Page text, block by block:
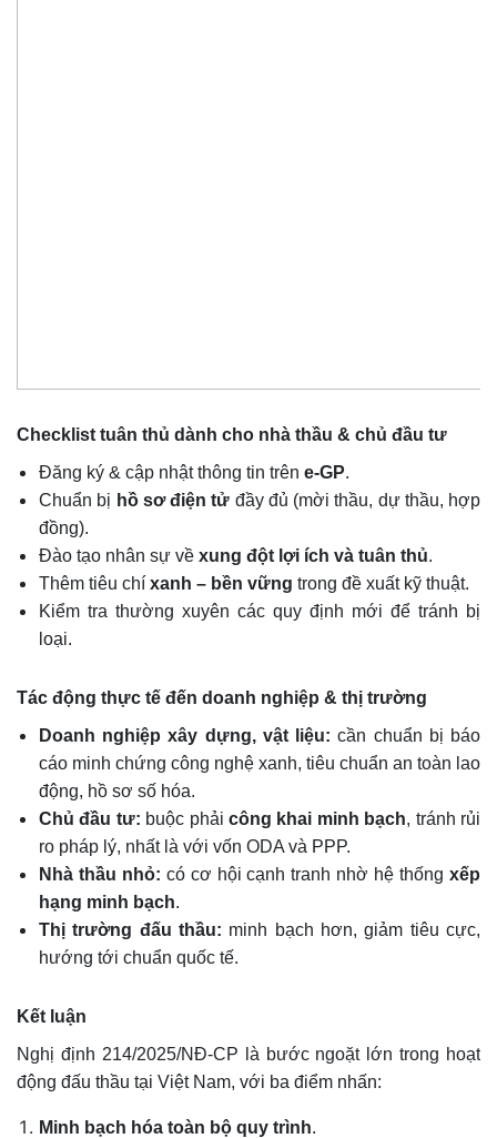
Checklist tuân thủ dành cho nhà thầu & chủ đầu tư
Đăng ký & cập nhật thông tin trên e-GP.
Chuẩn bị hồ sơ điện tử đầy đủ (mời thầu, dự thầu, hợp
đồng).
Đào tạo nhân sự về xung đột lợi ích và tuân thủ.
Thêm tiêu chí xanh – bền vững trong đề xuất kỹ thuật.
Kiểm tra thường xuyên các quy định mới để tránh bị
loại.
Tác động thực tế đến doanh nghiệp & thị trường
Doanh nghiệp xây dựng, vật liệu: cần chuẩn bị báo
cáo minh chứng công nghệ xanh, tiêu chuẩn an toàn lao
động, hồ sơ số hóa.
Chủ đầu tư: buộc phảicông khai minh bạch, tránh rủi
ro pháp lý, nhất là với vốn ODA và PPP.
Nhà thầu nhỏ: có cơ hội cạnh tranh nhờ hệ thốngxếp
hạng minh bạch.
Thị trường đấu thầu: minh bạch hơn, giảm tiêu cực,
hướng tới chuẩn quốc tế.
Kết luận
Nghị định 214/2025/NĐ-CP là bước ngoặt lớn trong hoạt
động đấu thầu tại Việt Nam, với ba điểm nhấn:
Minh bạch hóa toàn bộ quy trình.